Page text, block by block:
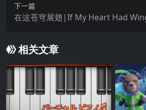
下一篇
在这苍穹展翅|If My Heart Had
相关文章